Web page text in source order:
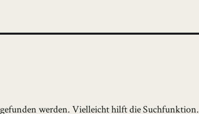
werden. Vielleicht hilft die Suchfunktion.